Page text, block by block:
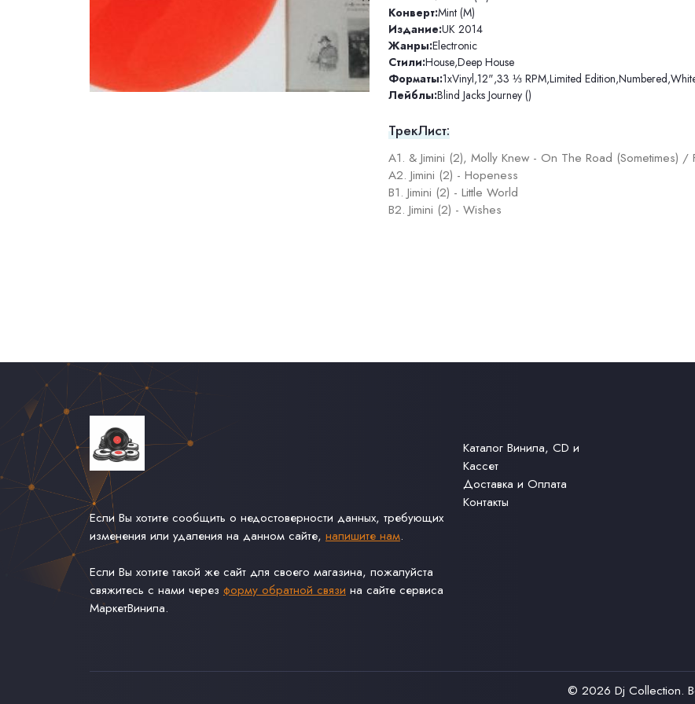
Конверт:Mint (M)
Издание:UK 2014
Жанры:Electronic
Стили:House,Deep House
Форматы:1xVinyl,12",33 ⅓ RPM,Limited Edition,Numbered,
Лейблы:Blind Jacks Journey ()
ТрекЛист:
A1. & Jimini (2), Molly Knew - On The Road (Sometimes)
A2. Jimini (2) - Hopeness
B1. Jimini (2) - Little World
B2. Jimini (2) - Wishes
Если Вы хотите сообщить о недостоверности данных, требующих
изменения или удаления на данном сайте, напишите нам.
Если Вы хотите такой же сайт для своего магазина, пожалуйста
свяжитесь с нами через форму обратной связи на сайте сервиса
МаркетВинила.
Каталог Винила, CD и
Кассет
Доставка и Оплата
Контакты
© 2026 Dj Collection.